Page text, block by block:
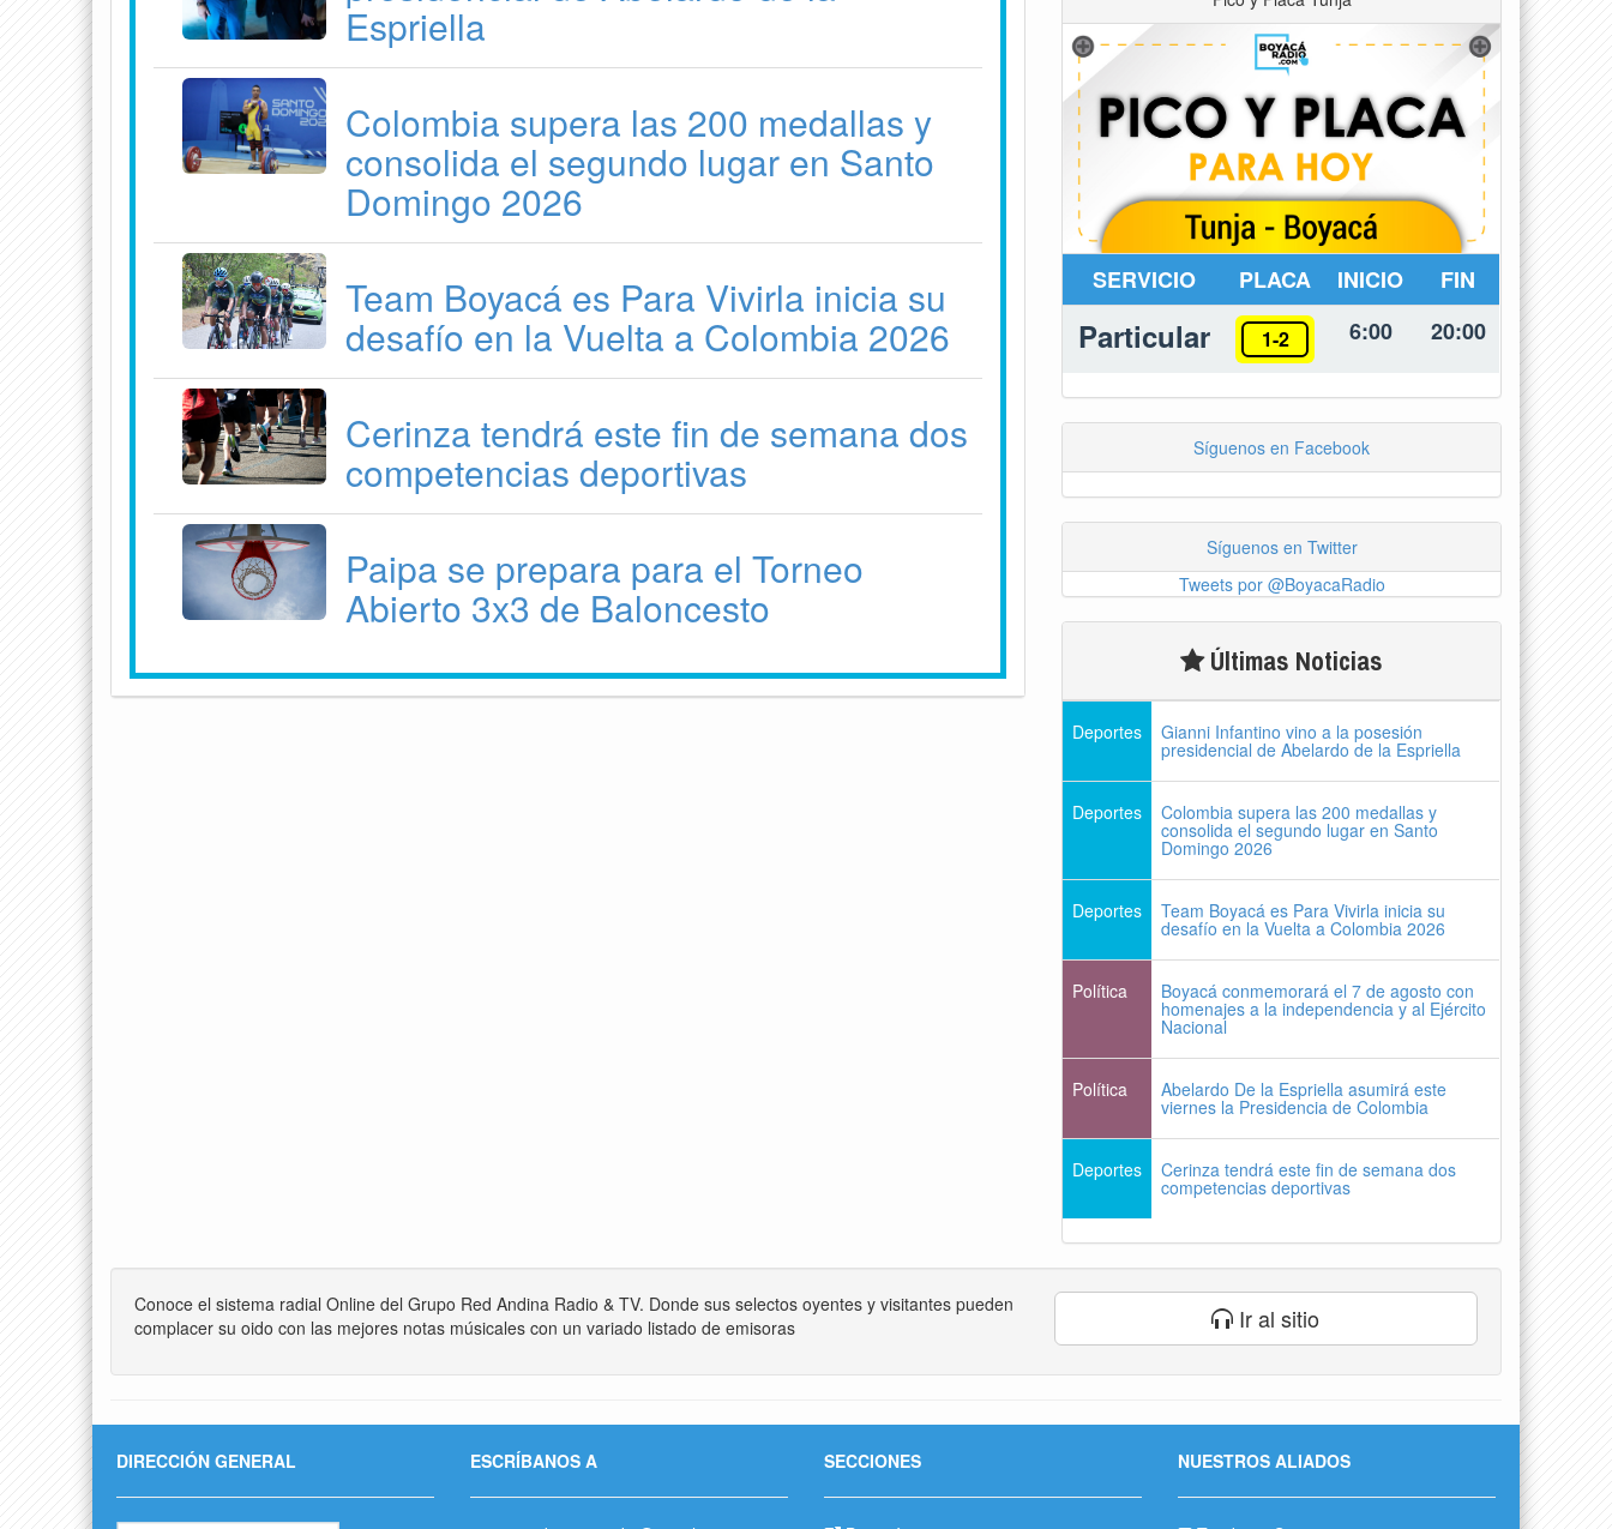
Espriella
Colombia supera las 200 medallas y
consolida el segundo lugar en Santo
Domingo 2026
Team Boyacá es Para Vivirla inicia su
desafío en la Vuelta a Colombia 2026
Cerinza tendrá este fin de semana dos
competencias deportivas
Paipa se prepara para el Torneo
Abierto 3x3 de Baloncesto
SERVICIO PLACA INICIO FIN
Particular 1-2 6:00 20:00
Síguenos en Facebook
Síguenos en Twitter
Tweets por @BoyacaRadio
Últimas Noticias
Deportes Gianni Infantino vino a la posesión
presidencial de Abelardo de la Espriella
Deportes Colombia supera las 200 medallas y
consolida el segundo lugar en Santo
Domingo 2026
Deportes Team Boyacá es Para Vivirla inicia su
desafío en la Vuelta a Colombia 2026
Política Boyacá conmemorará el 7 de agosto con
homenajes a la independencia y al Ejército
Nacional
Política Abelardo De la Espriella asumirá este
viernes la Presidencia de Colombia
Deportes Cerinza tendrá este fin de semana dos
competencias deportivas
Conoce el sistema radial Online del Grupo Red Andina Radio & TV. Donde sus selectos oyentes y visitantes pueden
complacer su oido con las mejores notas músicales con un variado listado de emisoras
Ir al sitio
DIRECCIÓN GENERAL ESCRÍBANOS A SECCIONES NUESTROS ALIADOS